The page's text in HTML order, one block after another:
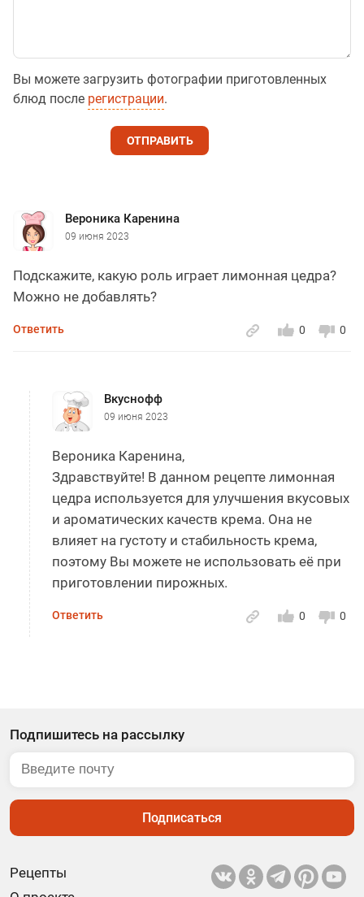
Вы можете загрузить фотографии приготовленных
блюд после регистрации.
ОТПРАВИТЬ
Вероника Каренина
09 июня 2023
Подскажите, какую роль играет лимонная цедра?
Можно не добавлять?
0
0
Ответить
Вкуснофф
09 июня 2023
Вероника Каренина,
Здравствуйте! В данном рецепте лимонная
цедра используется для улучшения вкусовых
и ароматических качеств крема. Она не
влияет на густоту и стабильность крема,
поэтому Вы можете не использовать её при
приготовлении пирожных.
0
0
Ответить
Рецепты
Подпишитесь на рассылку
Подписаться